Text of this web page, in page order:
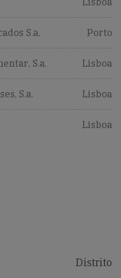
S.a. Porto
S.a. Lisboa
S.a. Lisboa
Lisboa
Distrito